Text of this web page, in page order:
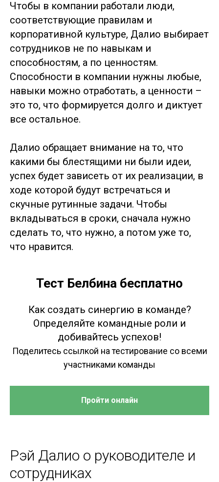
Чтобы в компании работали люди,
соответствующие правилам и
корпоративной культуре, Далио выбирает
сотрудников не по навыкам и
способностям, а по ценностям.
Способности в компании нужны любые,
навыки можно отработать, а ценности –
это то, что формируется долго и диктует
все остальное.
Далио обращает внимание на то, что
какими бы блестящими ни были идеи,
успех будет зависеть от их реализации, в
ходе которой будут встречаться и
скучные рутинные задачи. Чтобы
вкладываться в сроки, сначала нужно
сделать то, что нужно, а потом уже то,
что нравится.
Тест Белбина бесплатно
Как создать синергию в команде?
Определяйте командные роли и
добивайтесь успехов!
Поделитесь ссылкой на тестирование со всеми
участниками команды
Пройти онлайн
Рэй Далио о руководителе и
сотрудниках